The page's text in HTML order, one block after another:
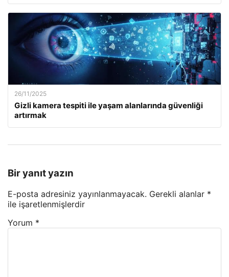
26/11/2025
Gizli kamera tespiti ile yaşam alanlarında güvenliği
artırmak
Bir yanıt yazın
E-posta adresiniz yayınlanmayacak. Gerekli alanlar *
ile işaretlenmişlerdir
Yorum *